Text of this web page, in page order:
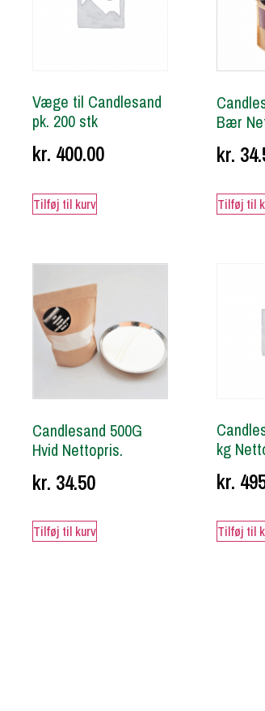
Væge til Candlesand
pk. 200 stk
kr. 400.00
Tilføj til kurv
Bær
kr.
Tilføj til
Candlesand 500G
Hvid Nettopris.
kr. 34.50
Tilføj til kurv
kg
kr.
Tilføj til